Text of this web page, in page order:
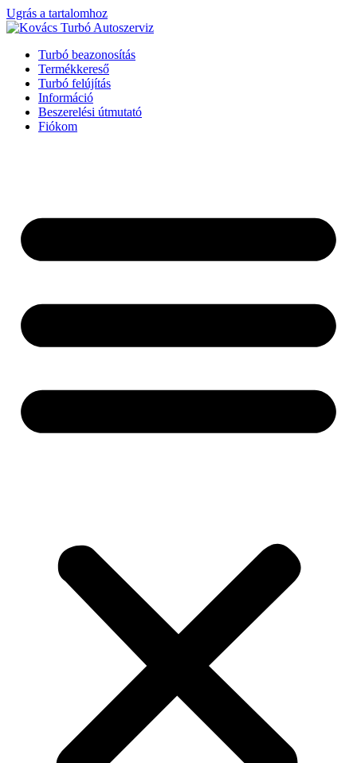
Ugrás a tartalomhoz
Turbó beazonosítás
Termékkereső
Turbó felújítás
Információ
Beszerelési útmutató
Fiókom